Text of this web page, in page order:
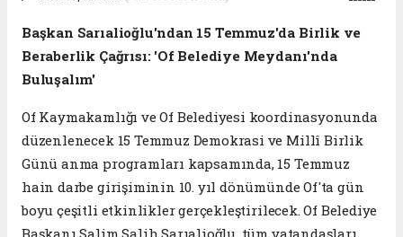
Başkan Sarıalioğlu'ndan 15 Temmuz'da Birlik ve
Beraberlik Çağrısı: 'Of Belediye Meydanı'nda
Buluşalım'
Of Kaymakamlığı ve Of Belediyesi koordinasyonunda
düzenlenecek 15 Temmuz Demokrasi ve Millî Birlik
Günü anma programları kapsamında, 15 Temmuz
hain darbe girişiminin 10. yıl dönümünde Of'ta gün
boyu çeşitli etkinlikler gerçekleştirilecek. Of Belediye
Başkanı Salim Salih Sarıalioğlu, tüm vatandaşları